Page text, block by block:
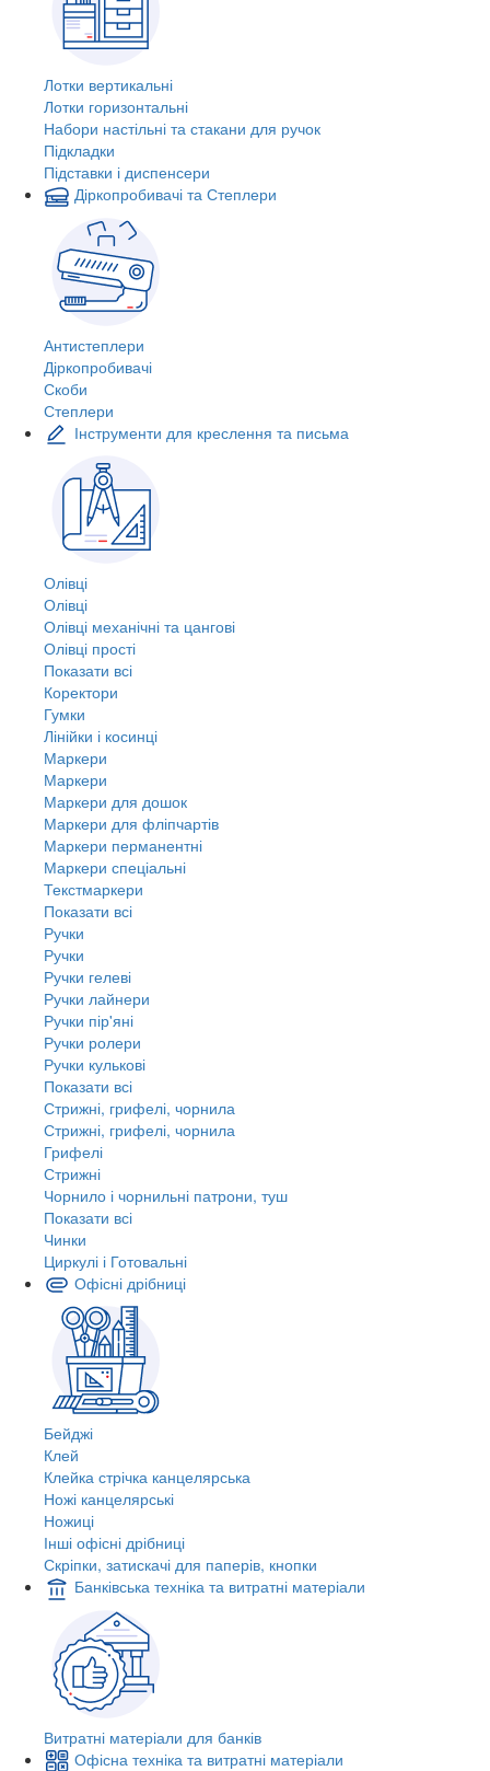
Лотки вертикальні
Лотки горизонтальні
Набори настільні та стакани для ручок
Підкладки
Підставки і диспенсери
Діркопробивачі та Степлери
Антистеплери
Діркопробивачі
Скоби
Степлери
Інструменти для креслення та письма
Олівці
Олівці
Олівці механічні та цангові
Олівці прості
Показати всі
Коректори
Гумки
Лінійки і косинці
Маркери
Маркери
Маркери для дошок
Маркери для фліпчартів
Маркери перманентні
Маркери спеціальні
Текстмаркери
Показати всі
Ручки
Ручки
Ручки гелеві
Ручки лайнери
Ручки пір'яні
Ручки ролери
Ручки кулькові
Показати всі
Стрижні, грифелі, чорнила
Стрижні, грифелі, чорнила
Грифелі
Стрижні
Чорнило і чорнильні патрони, туш
Показати всі
Чинки
Циркулі і Готовальні
Офісні дрібниці
Бейджі
Клей
Клейка стрічка канцелярська
Ножі канцелярські
Ножиці
Інші офісні дрібниці
Скріпки, затискачі для паперів, кнопки
Банківська техніка та витратні матеріали
Витратні матеріали для банків
Офісна техніка та витратні матеріали